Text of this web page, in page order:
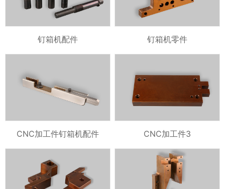
钉箱机配件 钉箱机零件
CNC加工件钉箱机配件 CNC加工件3